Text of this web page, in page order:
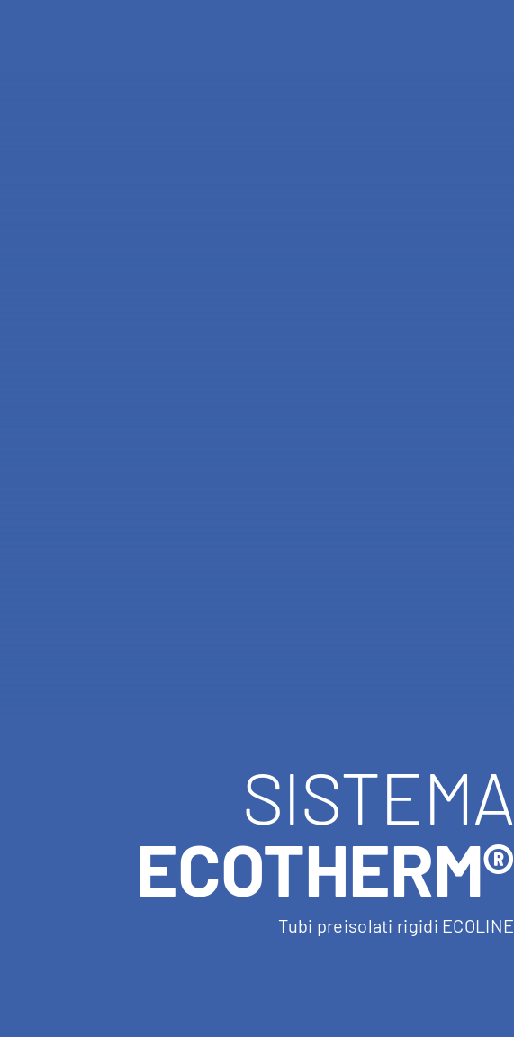
SISTEMA
ECOTHERM®
Tubi preisolati rigidi ECOLINE